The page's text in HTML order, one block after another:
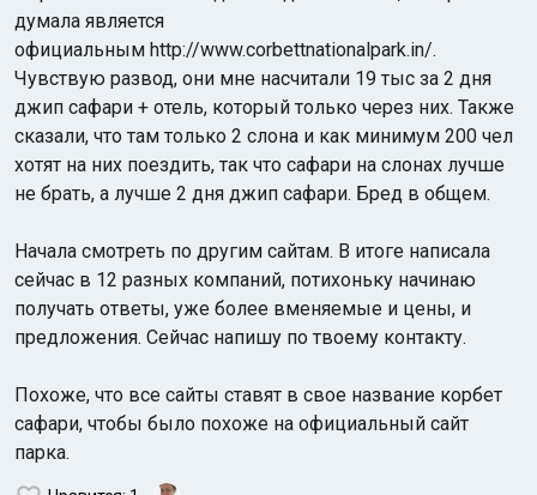
думала является
официальным http://www.corbettnationalpark.in/.
Чувствую развод, они мне насчитали 19 тыс за 2 дня
джип сафари + отель, который только через них. Также
сказали, что там только 2 слона и как минимум 200 чел
хотят на них поездить, так что сафари на слонах лучше
не брать, а лучше 2 дня джип сафари. Бред в общем.
Начала смотреть по другим сайтам. В итоге написала
сейчас в 12 разных компаний, потихоньку начинаю
получать ответы, уже более вменяемые и цены, и
предложения. Сейчас напишу по твоему контакту.
Похоже, что все сайты ставят в свое название корбет
сафари, чтобы было похоже на официальный сайт
парка.